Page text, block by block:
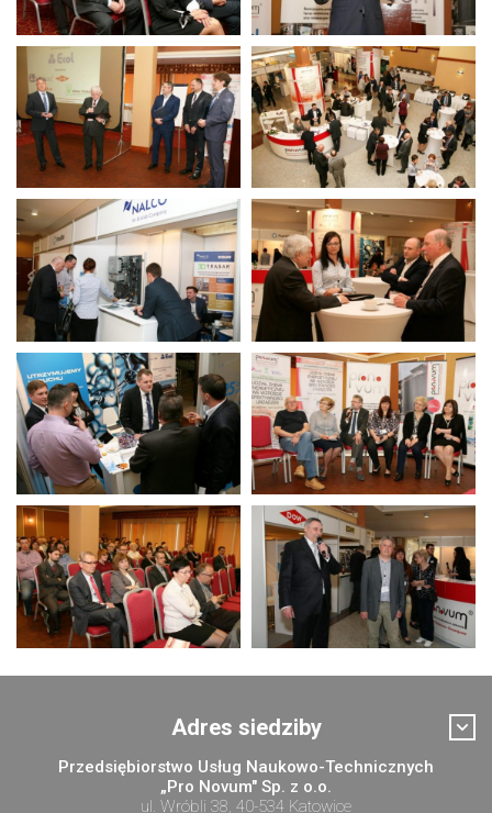
Adres siedziby
Przedsiębiorstwo Usług Naukowo-Technicznych
„Pro Novum" Sp. z o.o.
ul. Wróbli 38, 40-534 Katowice